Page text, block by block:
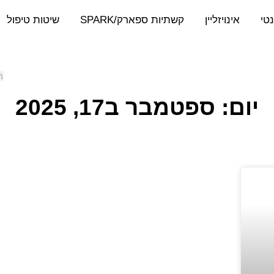
אינויזליין קשתיות ספארק/SPARK שיטות טיפול
יום: ספטמבר ב17, 2025